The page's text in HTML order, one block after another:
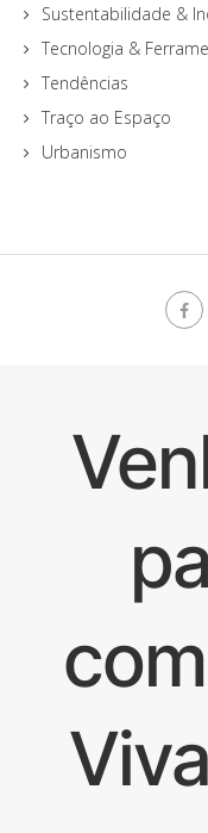
Sustentabilidade &
Tecnologia &
Tendências
Traço ao Espaço
Urbanismo